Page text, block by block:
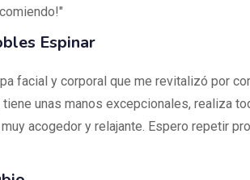
Espinar
facial y corporal que me revitalizó por
unas manos excepcionales, realiza
acogedor y relajante. Espero repetir